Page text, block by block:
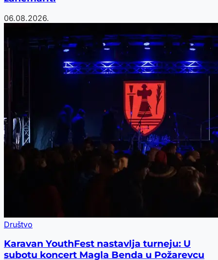
06.08.2026.
Društvo
Karavan YouthFest nastavlja turneju: U
subotu koncert Magla Benda u Požarevcu